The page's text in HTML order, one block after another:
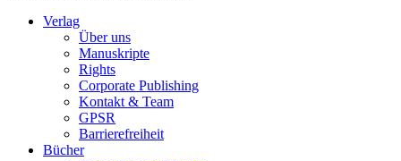
Verlag
Über uns
Manuskripte
Rights
Corporate Publishing
Kontakt & Team
GPSR
Barrierefreiheit
Bücher